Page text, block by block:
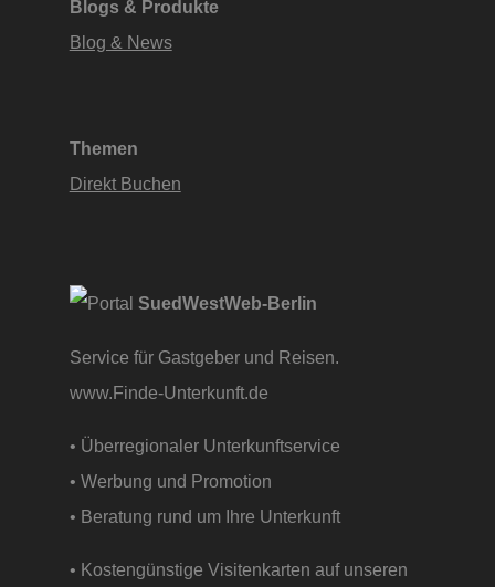
Blogs & Produkte
Blog & News
Themen
Direkt Buchen
SuedWestWeb-Berlin
Service für Gastgeber und Reisen.
www.Finde-Unterkunft.de
• Überregionaler Unterkunftservice
• Werbung und Promotion
• Beratung rund um Ihre Unterkunft
• Kostengünstige Visitenkarten auf unseren